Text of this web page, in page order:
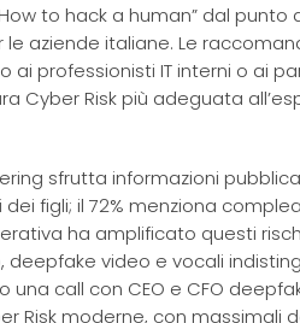
to hack a human” dal punto
aziende italiane. Le
professionisti IT interni o ai
Cyber Risk più adeguata
sfrutta informazioni
figli; il 72% menziona
ha amplificato questi
video e vocali
call con CEO e CFO
Risk moderne, con massimali